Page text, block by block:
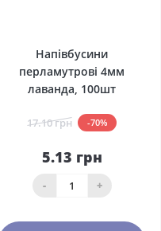
Напівбусини
перламутрові 4мм
лаванда, 100шт
17.10 грн -70%
5.13 грн
- +